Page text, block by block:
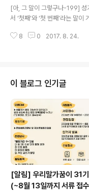
을 지나면서 비교적 긍정적인
제만큼은 높은 점수를 받지 못
보면 밝혀질 것이다. ‘머드러기’
[아, 그 말이 그렇구나-199] 성
서 ‘첫째’와 ‘첫 번째’라는 말이
나 등급을 나타낼 때 쓴다. 한자
이다. 또, 반에서의 석차라든가,
책의 차례 등을 모두 ‘첫째’, ‘둘
이와는 달리, ‘첫 번째’라는 표
는 일의 횟수를 나타내는 말이
실패하고 다시 도전한다면, 세
8 0 2017. 8. 24.
이 블로그 인기글
[알림] 우리말가꿈이 31
(~8월 13일까지 서류 접